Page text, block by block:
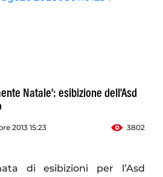
Natale': esibizione dell'Asd
2013 15:23 3802
di esibizioni per l’Asd